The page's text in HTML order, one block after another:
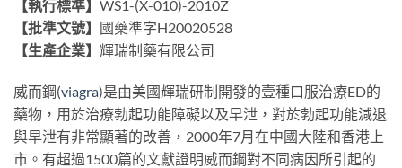
【執行標準】 WS1-(X-010)-2010Z
【批準文號】 國藥準字H20020528
【生產企業】 輝瑞制藥有限公司
威而鋼(viagra)是由美國輝瑞研制開發的壹種口服治療ED的
藥物，用於治療勃起功能障礙以及早泄，對於勃起功能減退
與早泄有非常顯著的改善，2000年7月在中國大陸和香港上
市。有超過1500篇的文獻證明威而鋼對不同病因所引起的